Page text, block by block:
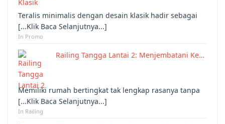
Teralis minimalis dengan desain klasik hadir sebagai
[...Klik Baca Selanjutnya...]
In Promo
Railing Tangga Lantai 2: Menjembatani Ke…
Memiliki rumah bertingkat tak lengkap rasanya tanpa
[...Klik Baca Selanjutnya...]
In Railing